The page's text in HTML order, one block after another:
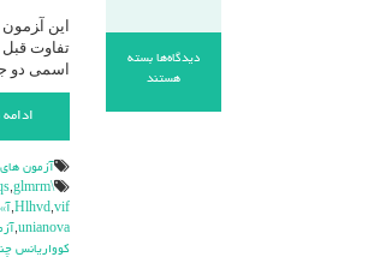
دیدگاه‌ها
برای
بسته
هستند
این
تفاوت قبل
اسمی دو
آزمون هاي
\hdhdd
,glmrm آزمون
Hlhvd,vif
,
unianova
,
كوواريانس